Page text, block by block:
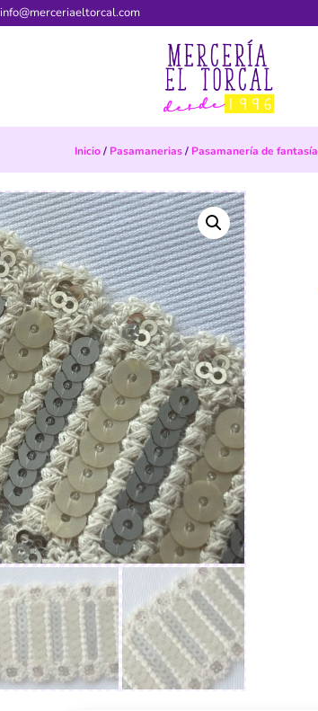
info@merceriaeltorcal.com
Inicio/ Pasamanerias/ Pasamanería de fantasía